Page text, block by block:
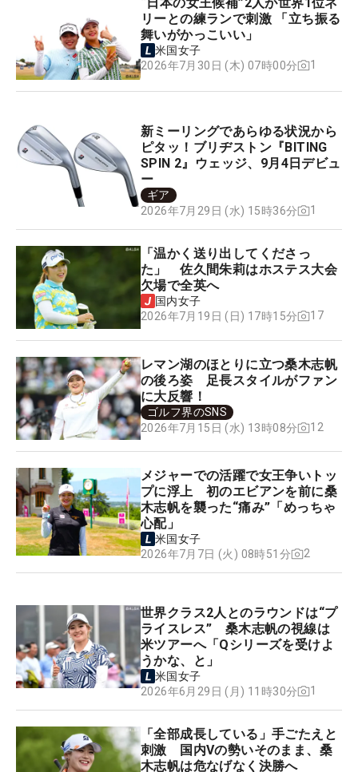
“日本の女王候補”2人が世界1位ネ
リーとの練ランで刺激 「立ち振る
舞いがかっこいい」
米国女子
2026年7月30日 (木) 07時00分
1
新ミーリングであらゆる状況から
ピタッ！ブリヂストン『BITING
SPIN 2』ウェッジ、9月4日デビュ
ー
ギア
2026年7月29日 (水) 15時36分
1
「温かく送り出してくださっ
た」 佐久間朱莉はホステス大会
欠場で全英へ
国内女子
2026年7月19日 (日) 17時15分
17
レマン湖のほとりに立つ桑木志帆
の後ろ姿 足長スタイルがファン
に大反響！
ゴルフ界のSNS
2026年7月15日 (水) 13時08分
12
メジャーでの活躍で女王争いトッ
プに浮上 初のエビアンを前に桑
木志帆を襲った“痛み”「めっちゃ
心配」
米国女子
2026年7月7日 (火) 08時51分
2
世界クラス2人とのラウンドは“プ
ライスレス” 桑木志帆の視線は
米ツアーへ「Qシリーズを受けよ
うかな、と」
米国女子
2026年6月29日 (月) 11時30分
1
「全部成長している」手ごたえと
刺激 国内Vの勢いそのまま、桑
木志帆は危なげなく決勝へ